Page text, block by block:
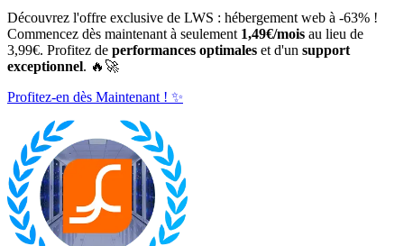
Découvrez l'offre exclusive de LWS : hébergement web à -63% !
Commencez dès maintenant à seulement 1,49€/mois au lieu de
3,99€. Profitez de performances optimales et d'un support
exceptionnel. 🔥🚀
Profitez-en dès Maintenant ! ✨